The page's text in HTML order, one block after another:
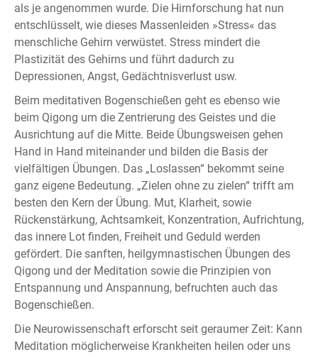
als je angenommen wurde. Die Hirnforschung hat nun
entschlüsselt, wie dieses Massenleiden »Stress« das
menschliche Gehirn verwüstet. Stress mindert die
Plastizität des Gehirns und führt dadurch zu
Depressionen, Angst, Gedächtnisverlust usw.
Beim meditativen Bogenschießen geht es ebenso wie
beim Qigong um die Zentrierung des Geistes und die
Ausrichtung auf die Mitte. Beide Übungsweisen gehen
Hand in Hand miteinander und bilden die Basis der
vielfältigen Übungen. Das „Loslassen“ bekommt seine
ganz eigene Bedeutung. „Zielen ohne zu zielen“ trifft am
besten den Kern der Übung. Mut, Klarheit, sowie
Rückenstärkung, Achtsamkeit, Konzentration, Aufrichtung,
das innere Lot finden, Freiheit und Geduld werden
gefördert. Die sanften, heilgymnastischen Übungen des
Qigong und der Meditation sowie die Prinzipien von
Entspannung und Anspannung, befruchten auch das
Bogenschießen.
Die Neurowissenschaft erforscht seit geraumer Zeit: Kann
Meditation möglicherweise Krankheiten heilen oder uns